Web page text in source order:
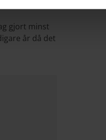
gjort minst
år då det